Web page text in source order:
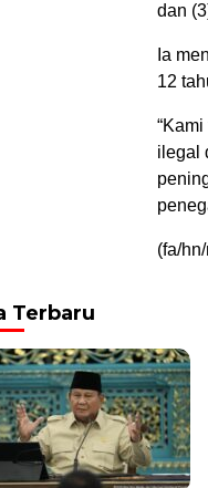
dan
Ia
12
ilegal
(fa/
Terbaru